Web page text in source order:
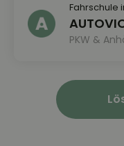
Fahrschule
PKW &